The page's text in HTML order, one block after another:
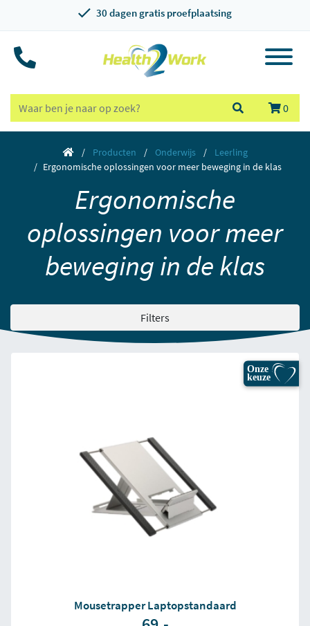
30 dagen gratis proefplaatsing
0
Producten Onderwijs
Leerling
Ergonomische oplossingen voor meer beweging in de klas
Ergonomische
oplossingen voor meer
beweging in de klas
Filters
Onze
keuze
Mousetrapper Laptopstandaard